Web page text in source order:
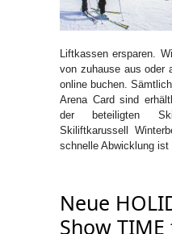
Liftkassen ersparen.
von zuhause aus oder
online buchen.
Arena Card sind
der beteiligten
Skiliftkarussell
schnelle Abwicklung
Neue
Show